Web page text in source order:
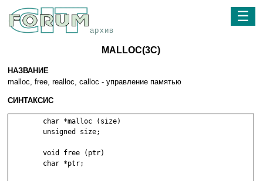
архив
☰
MALLOC(3C)
НАЗВАНИЕ
malloc, free, realloc, calloc - управление памятью
СИНТАКСИС